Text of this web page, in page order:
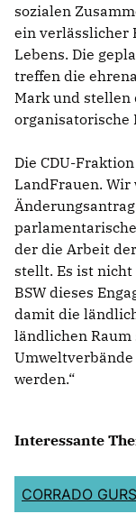
sozialen
ein verlässlicher
Lebens. Die
treffen die
Mark und stellen
organisatorische
Die CDU-
LandFrauen. Wir
der die Arbeit
stellt. Es ist nicht
BSW dieses
damit die
ländlichen Raum
werden.“
Interessante
CORRADO